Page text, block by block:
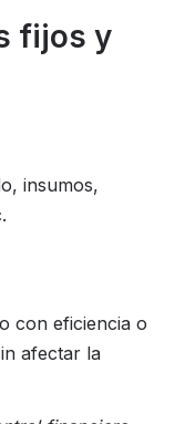
fijos y
insumos,
con eficiencia o
afectar la